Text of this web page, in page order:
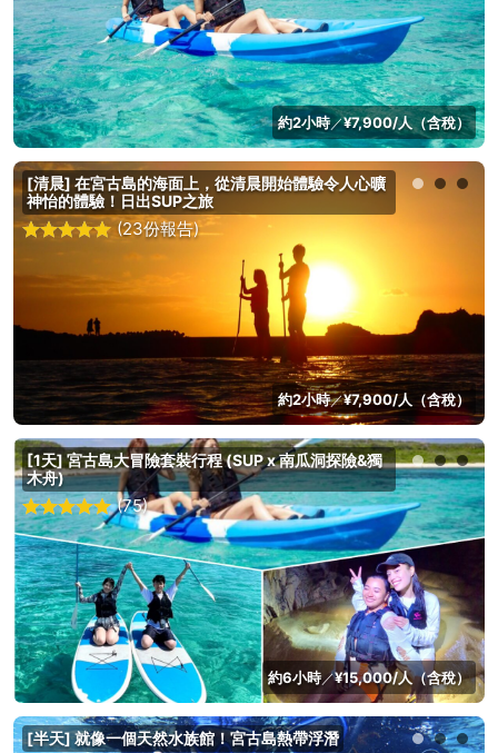
約2小時／¥7,900/人（含稅）
[清晨] 在宮古島的海面上，從清晨開始體驗令人心曠
神怡的體驗！日出SUP之旅
(23份報告)
約2小時／¥7,900/人（含稅）
[1天] 宮古島大冒險套裝行程 (SUP x 南瓜洞探險&獨
木舟)
(75)
約6小時／¥15,000/人（含稅）
[半天] 就像一個天然水族館！宮古島熱帶浮潛